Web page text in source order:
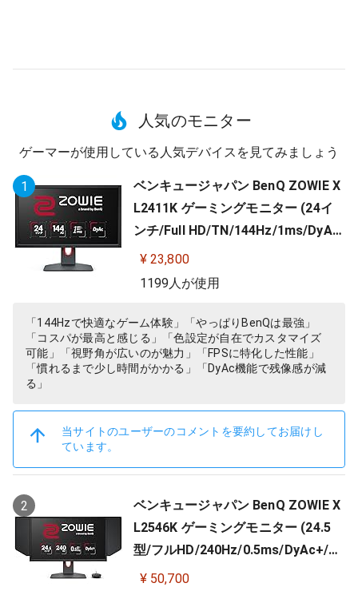
人気のモニター
ゲーマーが使用している人気デバイスを見てみましょう
1
ベンキュージャパン BenQ ZOWIE X
L2411K ゲーミングモニター (24イ
ンチ/Full HD/TN/144Hz/1ms/DyAc/
小さめ台座/OSDメニュー/指一本で
高さ調整)
¥ 23,800
1199人が使用
「144Hzで快適なゲーム体験」「やっぱりBenQは最強」
「コスパが最高と感じる」「色設定が自在でカスタマイズ
可能」「視野角が広いのが魅力」「FPSに特化した性能」
「慣れるまで少し時間がかかる」「DyAc機能で残像感が減
る」
当サイトのユーザーのコメントを要約してお届けし
ています。
2
ベンキュージャパン BenQ ZOWIE X
L2546K ゲーミングモニター (24.5
型/フルHD/240Hz/0.5ms/DyAc+/小
さめ台座/新筐体デザイン/新OSDメ
¥ 50,700